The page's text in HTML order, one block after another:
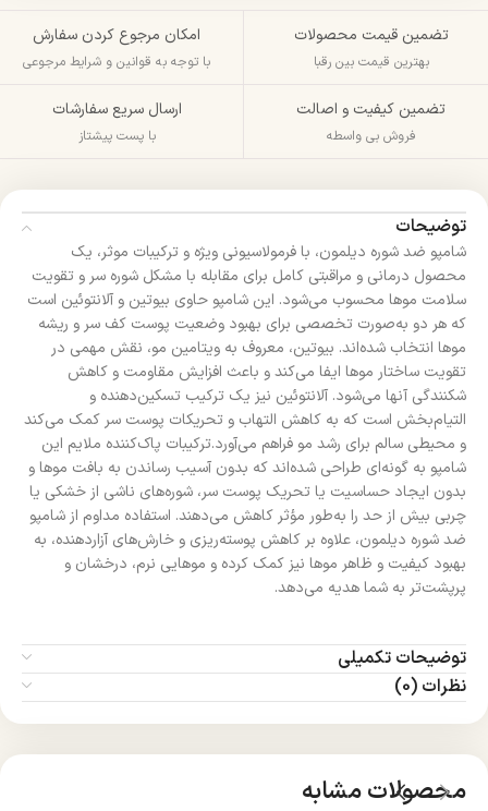
تضمین قیمت محصولات
بهترین قیمت بین رقبا
امکان مرجوع کردن سفارش
با توجه به قوانین و شرایط مرجوعی
تضمین کیفیت و اصالت
فروش بی واسطه
ارسال سریع سفارشات
با پست پیشتاز
توضیحات
شامپو ضد شوره دیلمون، با فرمولاسیونی ویژه و ترکیبات موثر، یک
محصول درمانی و مراقبتی کامل برای مقابله با مشکل شوره سر و تقویت
سلامت موها محسوب می‌شود. این شامپو حاوی بیوتین و آلانتوئین است
که هر دو به‌صورت تخصصی برای بهبود وضعیت پوست کف سر و ریشه
موها انتخاب شده‌اند. بیوتین، معروف به ویتامین مو، نقش مهمی در
تقویت ساختار موها ایفا می‌کند و باعث افزایش مقاومت و کاهش
شکنندگی آنها می‌شود. آلانتوئین نیز یک ترکیب تسکین‌دهنده و
التیام‌بخش است که به کاهش التهاب و تحریکات پوست سر کمک می‌کند
و محیطی سالم برای رشد مو فراهم می‌آورد.ترکیبات پاک‌کننده ملایم این
شامپو به گونه‌ای طراحی شده‌اند که بدون آسیب رساندن به بافت موها و
بدون ایجاد حساسیت یا تحریک پوست سر، شوره‌های ناشی از خشکی یا
چربی بیش از حد را به‌طور مؤثر کاهش می‌دهند. استفاده مداوم از شامپو
ضد شوره دیلمون، علاوه بر کاهش پوسته‌ریزی و خارش‌های آزاردهنده، به
بهبود کیفیت و ظاهر موها نیز کمک کرده و موهایی نرم، درخشان و
پرپشت‌تر به شما هدیه می‌دهد.
توضیحات تکمیلی
نظرات (0)
محصولات مشابه